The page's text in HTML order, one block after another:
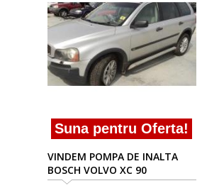
Suna pentru Oferta!
VINDEM POMPA DE INALTA
BOSCH VOLVO XC 90